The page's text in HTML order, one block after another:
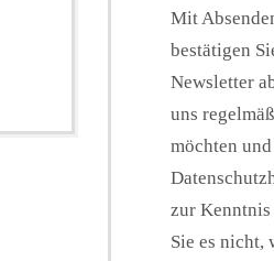
Mit
bestätigen
Newsletter
uns
möchten
zur Kenntnis
Sie es nicht,